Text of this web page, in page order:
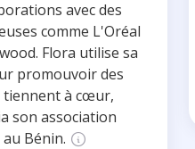
avec des
comme L'Oréal
Flora utilise sa
promouvoir des
tiennent à cœur,
son association
Bénin.